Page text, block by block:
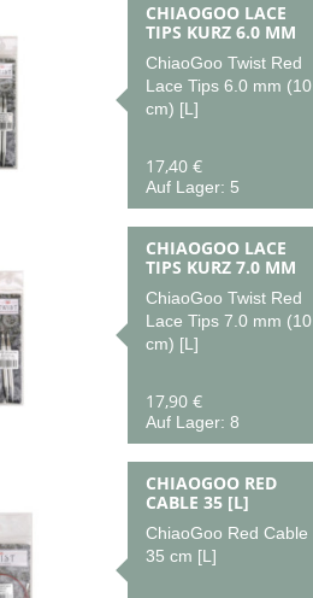
CHIAOGOO LACE
TIPS KURZ 6.0 MM
ChiaoGoo Twist Red
Lace Tips 6.0 mm (10
cm) [L]
17,40 €
Auf Lager: 5
CHIAOGOO LACE
TIPS KURZ 7.0 MM
ChiaoGoo Twist Red
Lace Tips 7.0 mm (10
cm) [L]
17,90 €
Auf Lager: 8
CHIAOGOO RED
CABLE 35 [L]
ChiaoGoo Red Cable
35 cm [L]